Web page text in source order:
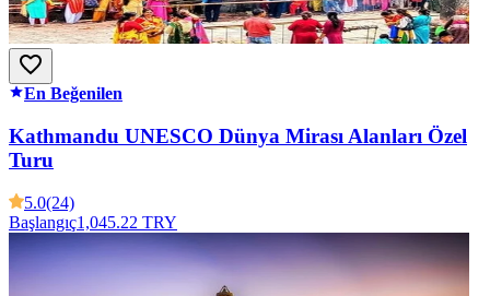
En Beğenilen
Kathmandu UNESCO Dünya Mirası Alanları Özel
Turu
5.0(24)
Başlangıç1,045.22 TRY